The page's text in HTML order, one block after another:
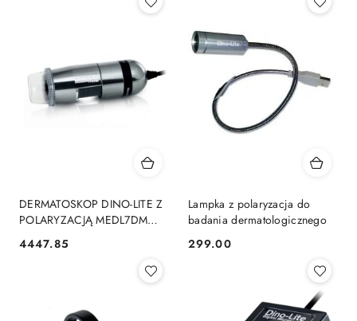
DERMATOSKOP DINO-LITE Z
POLARYZACJĄ MEDL7DM
200X
Cena:
4447.85
Lampka z polaryzacja do
badania dermatologicznego
Cena:
299.00